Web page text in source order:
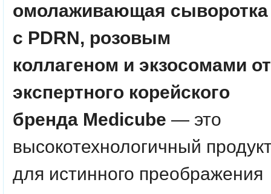
омолаживающая сыворотка
с PDRN, розовым
коллагеном и экзосомами от
экспертного корейского
бренда Medicube — это
высокотехнологичный
для истинного преображения